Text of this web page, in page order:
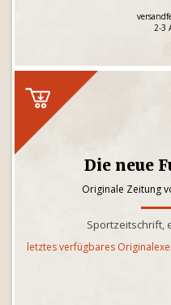
2-3
Die neue
Originale Zeitung
Sportzeitschrift,
letztes verfügbares